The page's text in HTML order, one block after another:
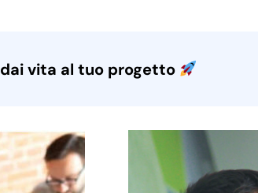
dai vita al tuo progetto